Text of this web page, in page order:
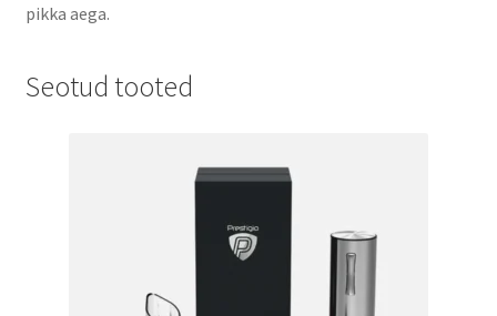
pikka aega.
Seotud tooted